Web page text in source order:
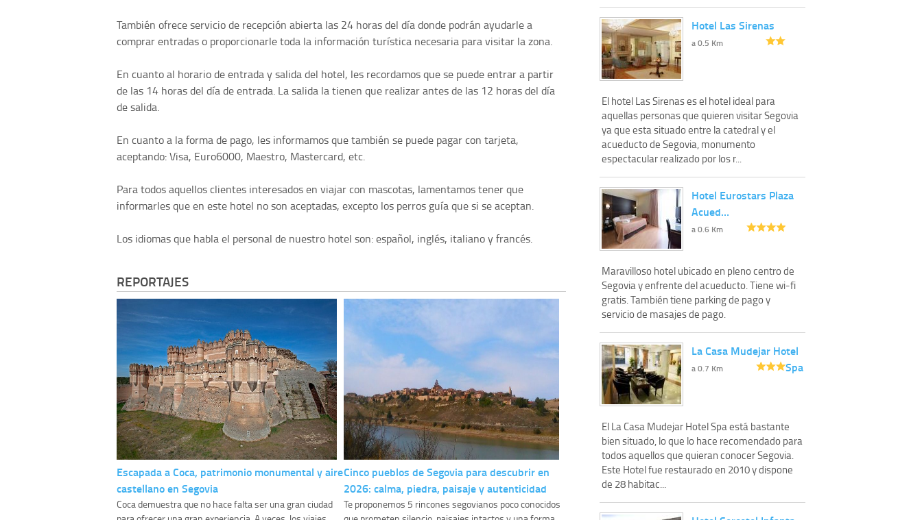
También ofrece servicio de recepción abierta las 24 horas del día donde podrán ayudarle a
comprar entradas o proporcionarle toda la información turística necesaria para visitar la zona.
En cuanto al horario de entrada y salida del hotel, les recordamos que se puede entrar a partir
de las 14 horas del día de entrada. La salida la tienen que realizar antes de las 12 horas del día
de salida.
En cuanto a la forma de pago, les informamos que también se puede pagar con tarjeta,
aceptando: Visa, Euro6000, Maestro, Mastercard, etc.
Para todos aquellos clientes interesados en viajar con mascotas, lamentamos tener que
informarles que en este hotel no son aceptadas, excepto los perros guía que si se aceptan.
Los idiomas que habla el personal de nuestro hotel son: español, inglés, italiano y francés.
REPORTAJES
Escapada a Coca, patrimonio monumental y aire
castellano en Segovia
Coca demuestra que no hace falta ser una gran ciudad
Cinco pueblos de Segovia para descubrir en
2026: calma, piedra, paisaje y autenticidad
Te proponemos 5 rincones segovianos poco conocidos
Hotel Las Sirenas
a 0.5 Km
El hotel Las Sirenas es el hotel ideal para
aquellas personas que quieren visitar Segovia
ya que esta situado entre la catedral y el
acueducto de Segovia, monumento
espectacular realizado por los r...
Hotel Eurostars Plaza
Acued…
a 0.6 Km
Maravilloso hotel ubicado en pleno centro de
Segovia y enfrente del acueducto. Tiene wi-fi
gratis. También tiene parking de pago y
servicio de masajes de pago.
La Casa Mudejar Hotel
Spa
a 0.7 Km
El La Casa Mudejar Hotel Spa está bastante
bien situado, lo que lo hace recomendado para
todos aquellos que quieran conocer Segovia.
Este Hotel fue restaurado en 2010 y dispone
de 28 habitac...